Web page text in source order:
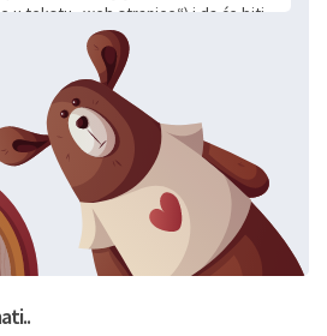
u tekstu „web stranice“) i da će biti
ove Izjave smatra se da
dajete privolu za prikupljanje i daljnju
podataka koje ustupate Mae.hr
u svrhu odgovora i daljnje
upit poslan kroz kontakt obrazac.
davanju podataka te ovu
prihvatiti odnosno niste dužni unositi
u jednu od prijavnih
na ovim web stranicama.
s Vašim osobnim podacima
Općoj uredbi o zaštiti podataka
koju možete pročitati ovdje i